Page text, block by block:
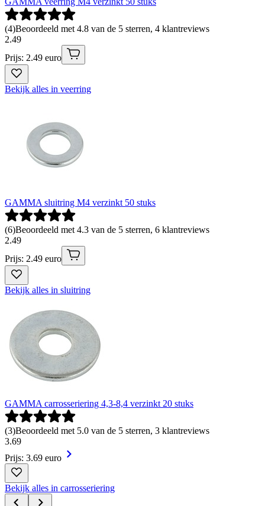
(4)Beoordeeld met 4.8 van de 5 sterren, 4 klantreviews
2.49
Prijs: 2.49 euro
Bekijk alles in veerring
GAMMA sluitring M4 verzinkt 50 stuks
(6)Beoordeeld met 4.3 van de 5 sterren, 6 klantreviews
2.49
Prijs: 2.49 euro
Bekijk alles in sluitring
GAMMA carrosseriering 4,3-8,4 verzinkt 20 stuks
(3)Beoordeeld met 5.0 van de 5 sterren, 3 klantreviews
3.69
Prijs: 3.69 euro
Bekijk alles in carrosseriering